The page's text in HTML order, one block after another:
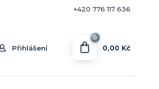
Přihlášení
+420 776 117 636
0
0,00 Kč